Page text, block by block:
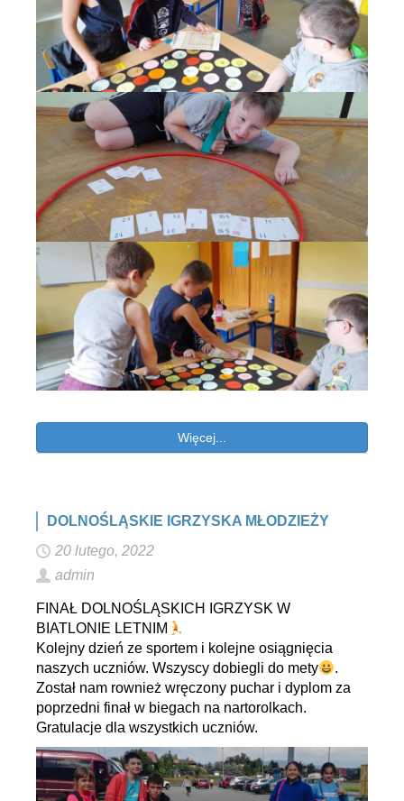
Więcej...
DOLNOŚLĄSKIE IGRZYSKA MŁODZIEŻY
20 lutego, 2022
admin
FINAŁ DOLNOŚLĄSKICH IGRZYSK W
BIATLONIE LETNIM
Kolejny dzień ze sportem i kolejne osiągnięcia
naszych uczniów. Wszyscy dobiegli do mety
.
Został nam rownież wręczony puchar i dyplom za
poprzedni finał w biegach na nartorolkach.
Gratulacje dla wszystkich uczniów.